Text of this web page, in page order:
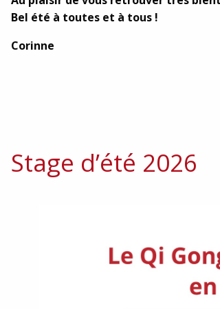
Bel été à toutes et à tous !
Corinne
Stage d’été 2026